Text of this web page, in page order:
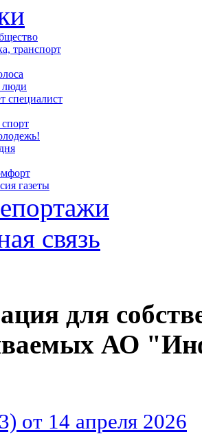
транспорт
люди
специалист
спорт
газеты
связь
для
АО
от 14 апреля 2026